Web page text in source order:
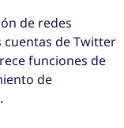
de redes
de Twitter
funciones de
de